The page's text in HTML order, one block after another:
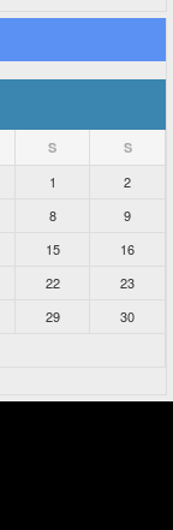
S S
1
2
8
9
15
16
22
23
29
30